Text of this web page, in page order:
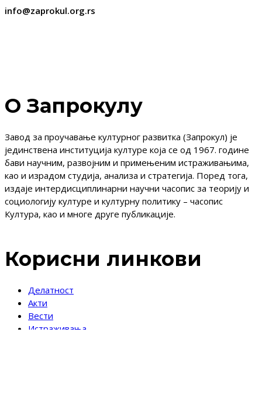
info@zaprokul.org.rs
О Запрокулу
Завод за проучавање културног развитка (Запрокул) је
јединствена институција културе која се од 1967. године
бави научним, развојним и примењеним истраживањима,
као и израдом студија, анализа и стратегија. Поред тога,
издаје интердисциплинарни научни часопис за теорију и
социологију културе и културну политику – часопис
Култура, као и многе друге публикације.
Корисни линкови
Делатност
Акти
Вести
Истраживања